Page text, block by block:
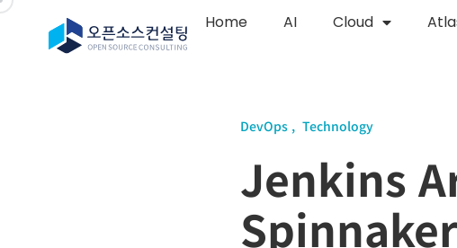
Home AI Cloud
DevOps Technology
Jenkins
Spinnaker